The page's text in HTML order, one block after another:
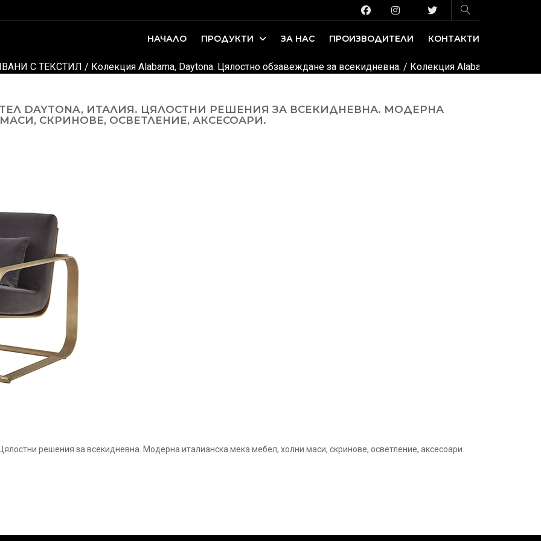
НАЧАЛО ПРОДУКТИ ЗА НАС ПРОИЗВОДИТЕЛИ КОНТАКТИ
С ТЕКСТИЛ / Колекция Alabama, Daytona. Цялостно обзавеждане за всекидневна. / Колекция Alabama.
DAYTONA, ИТАЛИЯ. ЦЯЛОСТНИ РЕШЕНИЯ ЗА ВСЕКИДНЕВНА. МОДЕРНА
СКРИНОВЕ, ОСВЕТЛЕНИЕ, АКСЕСОАРИ.
решения за всекидневна. Модерна италианска мека мебел, холни маси, скринове, осветление, аксесоари.